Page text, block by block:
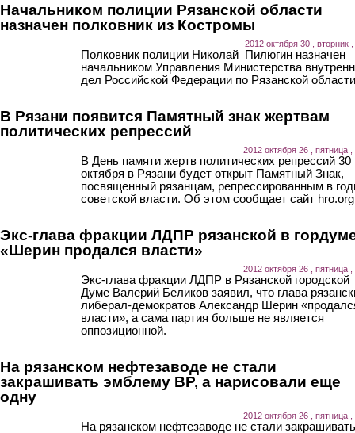
Начальником полиции Рязанской области
назначен полковник из Костромы
2012 октября 30 , вторник
Полковник полиции Николай Пилюгин назначен
начальником Управления Министерства
дел Российской Федерации по Рязанской
В Рязани появится Памятный знак жертвам
политических репрессий
2012 октября 26 , пятница ,
В День памяти жертв политических репрессий 30
октября в Рязани будет открыт Памятный Знак,
посвященный рязанцам, репрессированным в
советской власти. Об этом сообщает сайт
Экс-глава фракции ЛДПР рязанской в
«Шерин продался власти»
2012 октября 26 , пятница ,
Экс-глава фракции ЛДПР в Рязанской городской
Думе Валерий Беликов заявил, что глава
либерал-демократов Александр Шерин
власти», а сама партия больше не является
оппозиционной.
На рязанском нефтезаводе не стали
закрашивать эмблему BP, а нарисовали еще
одну
2012 октября 26 , пятница ,
На рязанском нефтезаводе не стали закрашивать